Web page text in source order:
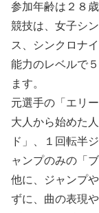
参加年齢は２８
競技は、女子シ
ス、シンクロナ
能力のレベルで
ます。
元選手の「エリ
大人から始めた
ド」、１回転半
ャンプのみの「ブ
他に、ジャンプ
ずに、曲の表現